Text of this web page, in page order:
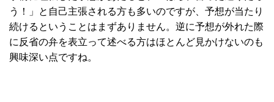
う！」と自己主張される方も多いのですが、予想が当たり
続けるということはまずありません。逆に予想が外れた際
に反省の弁を表立って述べる方はほとんど見かけないのも
興味深い点ですね。